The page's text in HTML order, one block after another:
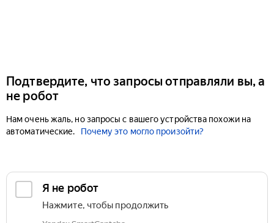
Подтвердите, что запросы отправляли вы, а
не робот
Нам очень жаль, но запросы с вашего устройства похожи на
автоматические.
Почему это могло произойти?